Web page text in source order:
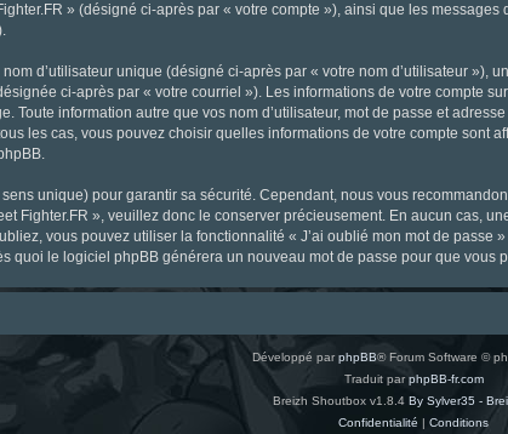
» (désigné ci-après par « votre compte »), ainsi que les
d’utilisateur unique (désigné ci-après par « votre nom d’utilisateur
ci-après par « votre courriel »). Les informations de votre compte
Toute information autre que vos nom d’utilisateur, mot de passe et
les cas, vous pouvez choisir quelles informations de votre compte
unique) pour garantir sa sécurité. Cependant, nous vous
Fighter.FR », veuillez donc le conserver précieusement. En aucun cas,
vous pouvez utiliser la fonctionnalité « J’ai oublié mon mot de
quoi le logiciel phpBB générera un nouveau mot de passe pour que vous
Développé parphpBB® Forum Software ©
Traduit parphpBB-fr.com
Breizh Shoutbox v1.8.4 By Sylver35 -
Confidentialité | Conditions